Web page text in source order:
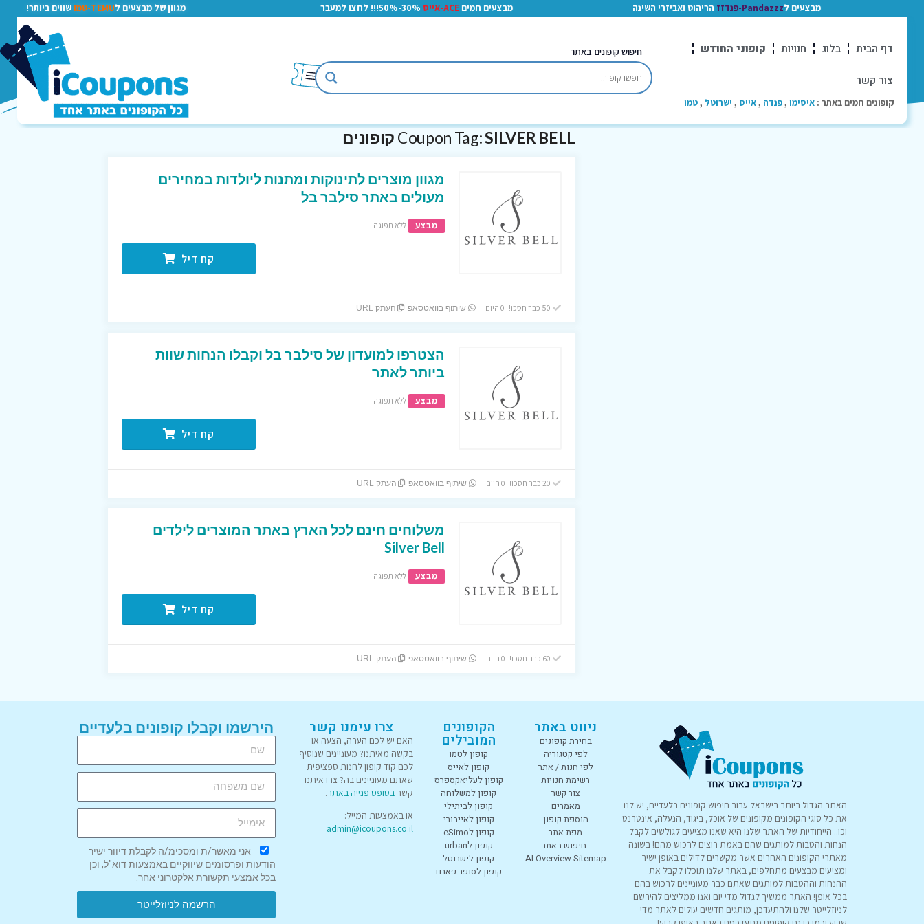
מבצעים לPandazzz-פנדזז הריהוט ואביזרי השינה מבצעים חמיםACE-אייס 30%-50%!!! לחצו למעבר מגוון של מבצעים לTEMU-טמו שווים ביותר!
דף הבית בלוג חנויות קופוני החודש
צור קשר
קופונים חמים באתר : איסימו ,פנדה ,אייס , ישרוטל ,טמו
חיפוש קופונים באתר
Coupon Tag:SILVER BELL קופונים
מגוון מוצרים לתינוקות ומתנות ליולדות במחירים
מעולים באתר סילבר בל
מבצע ללא תפוגה
קח דיל
שיתוף בוואטסאפ העתק URL
הצטרפו למועדון של סילבר בל וקבלו הנחות שוות
ביותר לאתר
מבצע ללא תפוגה
קח דיל
שיתוף בוואטסאפ העתק URL
משלוחים חינם לכל הארץ באתר המוצרים לילדים
Silver Bell
מבצע ללא תפוגה
קח דיל
שיתוף בוואטסאפ העתק URL
האתר הגדול ביותר בישראל עבור חיפוש קופונים בלעדיים, יש לנו
את כל סוגי הקופונים מקופונים של אוכל, ביגוד, הנעלה, אינטרנט
וכו.. הייחודיות של האתר שלנו היא שאנו מציעים לגולשים לקבל
הנחות והטבות למותגים שהם באמת רוצים לרכוש מהם! בשונה
מאתרי הקופונים האחרים אשר מקשרים לדילים באופן ישיר
ומציעים מבצעים מתחלפים, באתר שלנו תוכלו לקבל את
ההנחות וההטבות למותגים שאתם כבר מעוניינים לרכוש בהם
בכל אופן! האתר ממשיך לגדול מדי יום ואנו ממליצים להירשם
לניוזלייטר שלנו ולהתעדכן, מותגים חדשים עולים לאתר מדי
ניווט באתר
בחירת קופונים
לפי קטגוריה
לפי חנות / אתר
רשימת חנויות
צור קשר
מאמרים
הוספת קופון
מפת אתר
חיפוש באתר
AI Overview Sitemap
הקופונים
המובילים
קופון לטמו
קופון לאייס
קופון לעליאקספרס
קופון למשלוחה
קופון לביתילי
קופון לאייבורי
קופון לeSimo
קופון לurban
קופון לישרוטל
קופון לסופר פארם
צרו עימנו קשר
האם יש לכם הערה, הצעה או
בקשה מאיתנו? מעוניינים שנוסיף
לכם קוד קופון לחנות ספציפית
שאתם מעוניינים בה? צרו איתנו
קשר בטופס פנייה באתר.
או באמצעות המייל:
admin@icoupons.co.il
הירשמו וקבלו קופונים בלעדיים
אני מאשר/ת ומסכימ/ה לקבלת דיוור ישיר
הודעות ופרסומים שיווקיים באמצעות דוא"ל, וכן
בכל אמצעי תקשורת אלקטרוני אחר.
הרשמה לניוזלייטר